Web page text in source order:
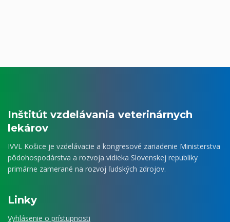
Inštitút vzdelávania veterinárnych
lekárov
IVVL Košice je vzdelávacie a kongresové zariadenie Ministerstva
pôdohospodárstva a rozvoja vidieka Slovenskej republiky
primárne zamerané na rozvoj ľudských zdrojov.
Linky
Vyhlásenie o prístupnosti